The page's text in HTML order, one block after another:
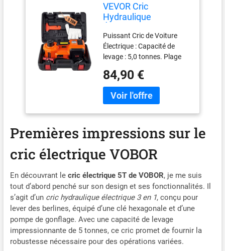
VEVOR Cric
Hydraulique
DC Cric de Voiture
Automatique Levée
155-450 mm Cric de
Levage avec Lampe
LED Gonfleur de
Pneus Coffret pour
Dépannage Routière
Démonte-Pneus SUV
Puissant Cric de Voiture
Électrique : Capacité de
levage : 5,0 tonnes. Plage
kit de cric électrique est un
sauveur en cas d'urgence
sur la route et peut être
Il convient à toutes les
voitures, berlines, SUV,
camions ou véhicules
conformes à sa capacité.
N'ayez plus peur que vos
pneus soient dégonflés.
Levage en Quelques
Minutes : Dites adieu aux
opérations manuelles
ennuyantes. Notre cric
électrique pour voitures ne
prend que quelques
84,90 €
Premières impressions sur le
cric électrique VOBOR
En découvrant le cric électrique 5T de VOBOR, je me suis
tout d’abord penché sur son design et ses fonctionnalités. Il
s’agit d’un cric hydraulique électrique 3 en 1, conçu pour
lever des berlines, équipé d’une clé hexagonale et d’une
pompe de gonflage. Avec une capacité de levage
impressionnante de 5 tonnes, ce cric promet de fournir la
robustesse nécessaire pour des opérations variées.